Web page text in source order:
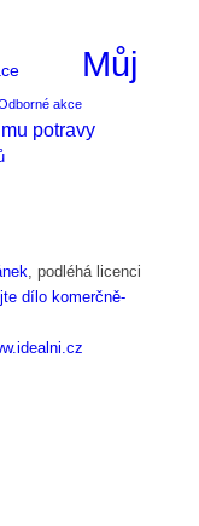
Můj
akce
potravy
, podléhá licenci
dílo komerčně-